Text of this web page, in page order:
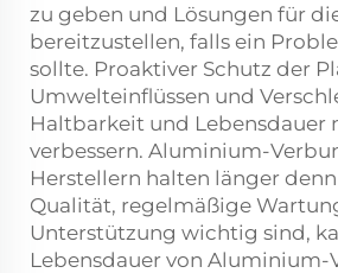
zu geben und Lösungen für
bereitzustellen, falls ein
sollte. Proaktiver Schutz der
Umwelteinflüssen und
Haltbarkeit und Lebensdauer
verbessern. Aluminium-
Herstellern halten länger
Qualität, regelmäßige
Unterstützung wichtig sind,
Lebensdauer von